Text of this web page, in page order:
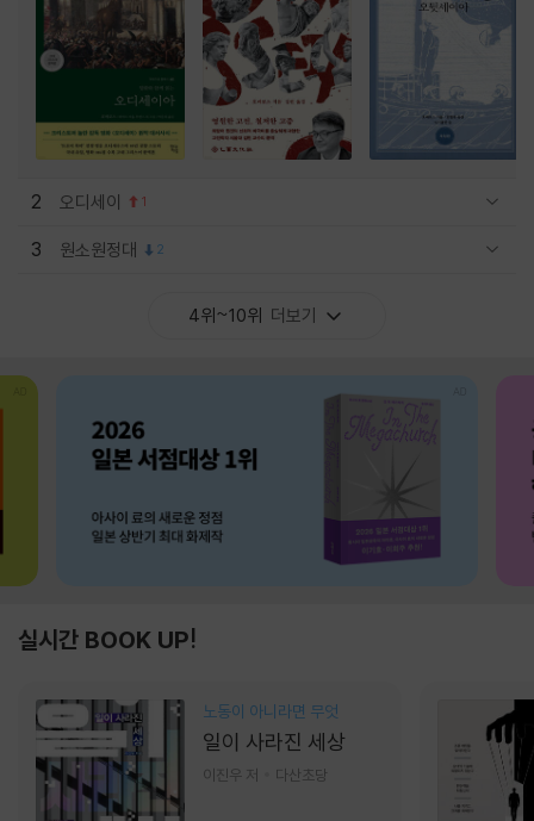
2 오디세이 1
3 원소원정대 2
4위~10위 더보기
실시간 BOOK UP!
노동이 아니라면 무엇
일이 사라진 세상
이진우 저 다산초당